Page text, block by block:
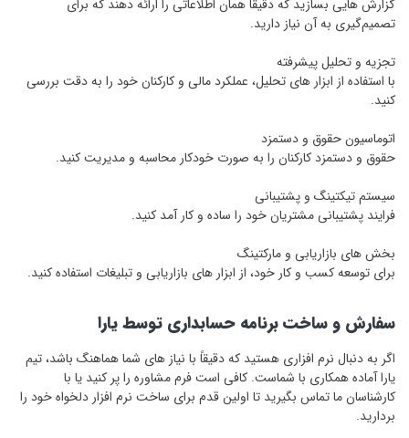
گزارش‌ هایی بسازید که دقیقاً همان اطلاعاتی را ارائه دهند که برای
تصمیم‌گیری به آن نیاز دارید.
تجزیه و تحلیل پیشرفته
با استفاده از ابزار های تحلیل، عملکرد مالی و کارکنان خود را به دقت بررسی
کنید.
اتوماسیون حقوق و دستمزد
حقوق و دستمزد کارکنان را به صورت خودکار محاسبه و مدیریت کنید.
سیستم تیکتینگ و پشتیبانی
فرایند پشتیبانی مشتریان خود را ساده و کار آمد کنید.
بخش ‌های بازاریابی و مارکتینگ
برای توسعه کسب ‌و کار خود، از ابزار های بازاریابی و تبلیغات استفاده کنید.
سفارش و ساخت برنامه حسابداری توسط یارا
اگر به دنبال نرم ‌افزاری هستید که دقیقاً با نیاز های شما هماهنگ باشد، تیم
یارا آماده همکاری با شماست. کافی است فرم مشاوره را پر کنید یا با
کارشناسان ما تماس بگیرید تا اولین قدم برای ساخت نرم‌ افزار دلخواه خود را
بردارید.